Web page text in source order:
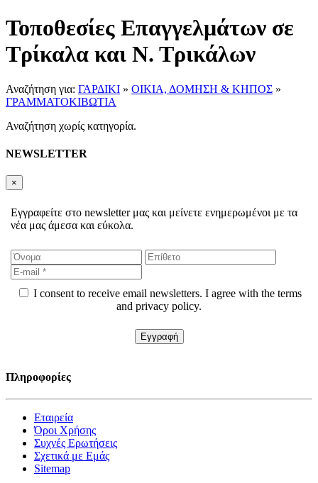
Τοποθεσίες Επαγγελμάτων σε
Τρίκαλα και Ν. Τρικάλων
Αναζήτηση για: ΓΑΡΔΙΚΙ » ΟΙΚΙΑ, ΔΟΜΗΣΗ & ΚΗΠΟΣ »
ΓΡΑΜΜΑΤΟΚΙΒΩΤΙΑ
Αναζήτηση χωρίς κατηγορία.
NEWSLETTER
×
Εγγραφείτε στο newsletter μας και μείνετε ενημερωμένοι με τα
νέα μας άμεσα και εύκολα.
I consent to receive email newsletters. I agree with the terms
and privacy policy.
Πληροφορίες
Εταιρεία
Όροι Χρήσης
Συχνές Ερωτήσεις
Σχετικά με Εμάς
Sitemap